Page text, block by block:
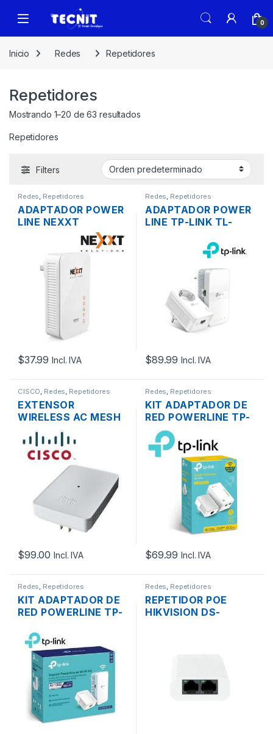
0
Inicio Redes Repetidores
Repetidores
Mostrando 1–20 de 63 resultados
Repetidores
Filters
Redes, Repetidores
ADAPTADOR POWER
LINE NEXXT
SPARX200-W 1 LAN
RECEPTOR ALCANCE
300MBPS
$37.99 Incl. IVA
Redes, Repetidores
ADAPTADOR POWER
LINE TP-LINK TL-
WIRELESS AC1200
GIGABIT ALCANCE
$89.99 Incl. IVA
CISCO, Redes, Repetidores
EXTENSOR
WIRELESS AC MESH
CISCO BUSINESS
CBW142ACM-A-NA
DUAL BAND WAVE2
MU-MIMO 2×2
867MBPS PLUG
PARED
$99.00 Incl. IVA
Redes, Repetidores
KIT ADAPTADOR DE
RED POWERLINE TP-
LINK TL-WPA4220
KIT 300MBPS
AV6000
$69.99 Incl. IVA
Redes, Repetidores
KIT ADAPTADOR DE
RED POWERLINE TP-
KIT AC750 DUAL
BAND 300MTS
Redes, Repetidores
REPETIDOR POE
HIKVISION DS-